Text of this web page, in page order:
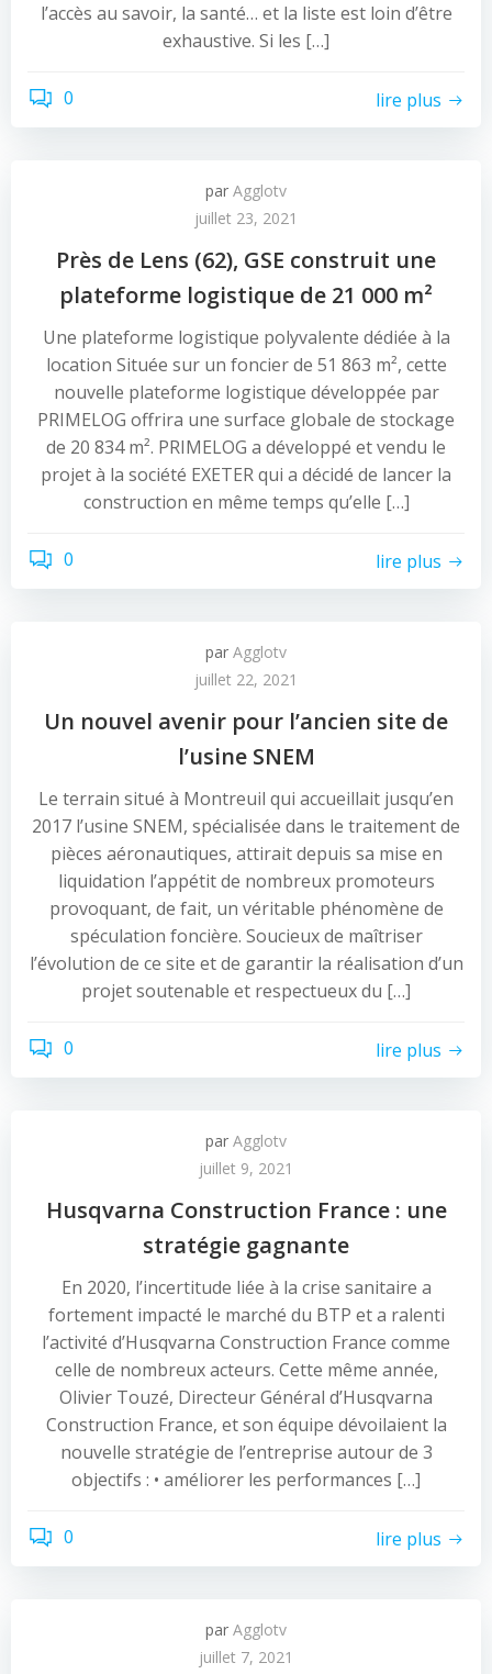
l’accès au savoir, la santé… et la liste est loin d’être
exhaustive. Si les […]
0 lire plus
par Agglotv
juillet 23, 2021
Près de Lens (62), GSE construit une
plateforme logistique de 21 000 m²
Une plateforme logistique polyvalente dédiée à la
location Située sur un foncier de 51 863 m², cette
nouvelle plateforme logistique développée par
PRIMELOG offrira une surface globale de stockage
de 20 834 m². PRIMELOG a développé et vendu le
projet à la société EXETER qui a décidé de lancer la
construction en même temps qu’elle […]
0 lire plus
par Agglotv
juillet 22, 2021
Un nouvel avenir pour l’ancien site de
l’usine SNEM
Le terrain situé à Montreuil qui accueillait jusqu’en
2017 l’usine SNEM, spécialisée dans le traitement de
pièces aéronautiques, attirait depuis sa mise en
liquidation l’appétit de nombreux promoteurs
provoquant, de fait, un véritable phénomène de
spéculation foncière. Soucieux de maîtriser
l’évolution de ce site et de garantir la réalisation d’un
projet soutenable et respectueux du […]
0 lire plus
par Agglotv
juillet 9, 2021
Husqvarna Construction France : une
stratégie gagnante
En 2020, l’incertitude liée à la crise sanitaire a
fortement impacté le marché du BTP et a ralenti
l’activité d’Husqvarna Construction France comme
celle de nombreux acteurs. Cette même année,
Olivier Touzé, Directeur Général d’Husqvarna
Construction France, et son équipe dévoilaient la
nouvelle stratégie de l’entreprise autour de 3
objectifs : • améliorer les performances […]
0 lire plus
par Agglotv
juillet 7, 2021